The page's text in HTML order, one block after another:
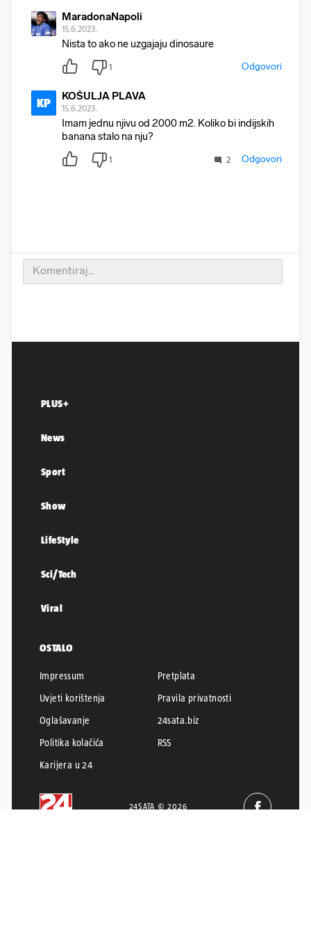
MaradonaNapoli
15.6.2023.
Nista to ako ne uzgajaju dinosaure
1 Odgovori
KP KOŠULJA PLAVA
15.6.2023.
Imam jednu njivu od 2000 m2. Koliko bi indijskih
banana stalo na nju?
1 2 Odgovori
PLUS+
News
Sport
Show
LifeStyle
Sci/Tech
Viral
OSTALO
Impressum
Pretplata
Uvjeti korištenja
Pravila privatnosti
Oglašavanje
24sata.biz
Politika kolačića
RSS
Karijera u 24
24SATA © 2026